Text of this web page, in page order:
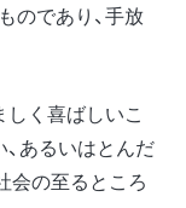
のであり、手放
しく喜ばしいこ
あるいはとんだ
会の至るところ